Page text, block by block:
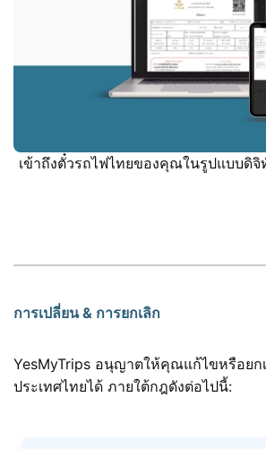
เข้าถึงตั๋วรถไฟไทยของคุณในรูปแบบดิจิ
การเปลี่ยน & การยกเลิก
YesMyTrips อนุญาตให้คุณแก้ไขหรือยก
ประเทศไทยได้ ภายใต้กฎดังต่อไปนี้: